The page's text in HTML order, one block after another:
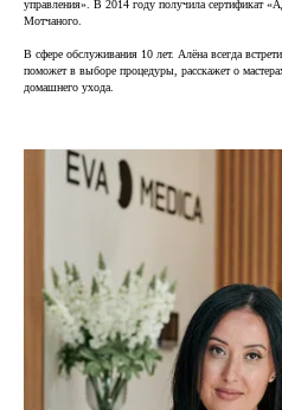
управления». В 2014 году получила сертификат
Мотчаного.
В сфере обслуживания 10 лет. Алёна всегда
поможет в выборе процедуры, расскажет о
домашнего ухода.